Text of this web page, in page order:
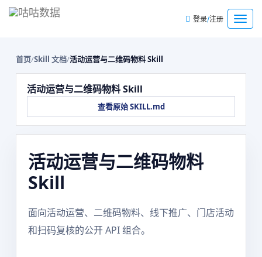
菜
单
登录/注册
首页/Skill 文档/活动运营与二维码物料 Skill
活动运营与二维码物料 Skill
查看原始 SKILL.md
活动运营与二维码物料
Skill
面向活动运营、二维码物料、线下推广、门店活动
和扫码复核的公开 API 组合。